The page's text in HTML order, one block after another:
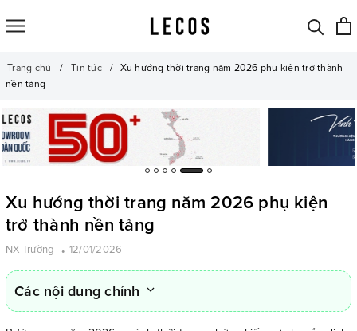
Trang chủ Tin tức
Xu hướng thời trang năm 2026 phụ kiện trở thành
nền tảng
Xu hướng thời trang năm 2026 phụ kiện
trở thành nền tảng
NX Trường 12/01/2026
Các nội dung chính